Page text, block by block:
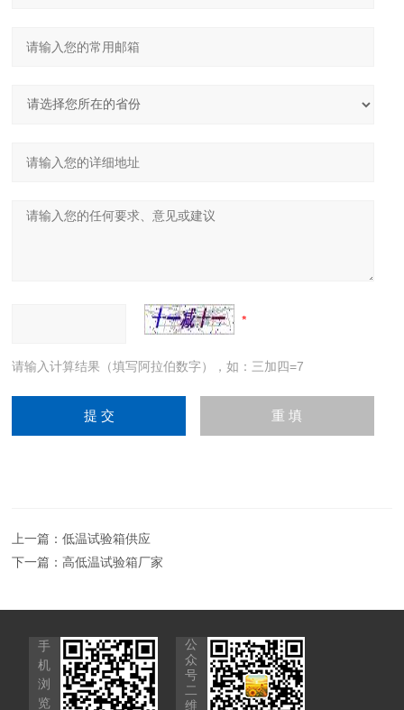
请输入计算结果（填写阿拉伯数字），如：三加四=7
上一篇：低温试验箱供应
下一篇：高低温试验箱厂家
手
机
浏
览
公
众
号
二
维